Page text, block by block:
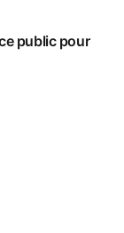
public pour